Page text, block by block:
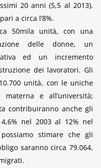
20 anni (5,5 al 2013),
a circa l’8%.
50mila unità, con una
delle donne, un
ed un incremento
dei lavoratori. Gli
unità, con le uniche
e all’università;
contribuiranno anche gli
nel 2003 al 12% nel
stimare che gli
saranno circa 79.064,